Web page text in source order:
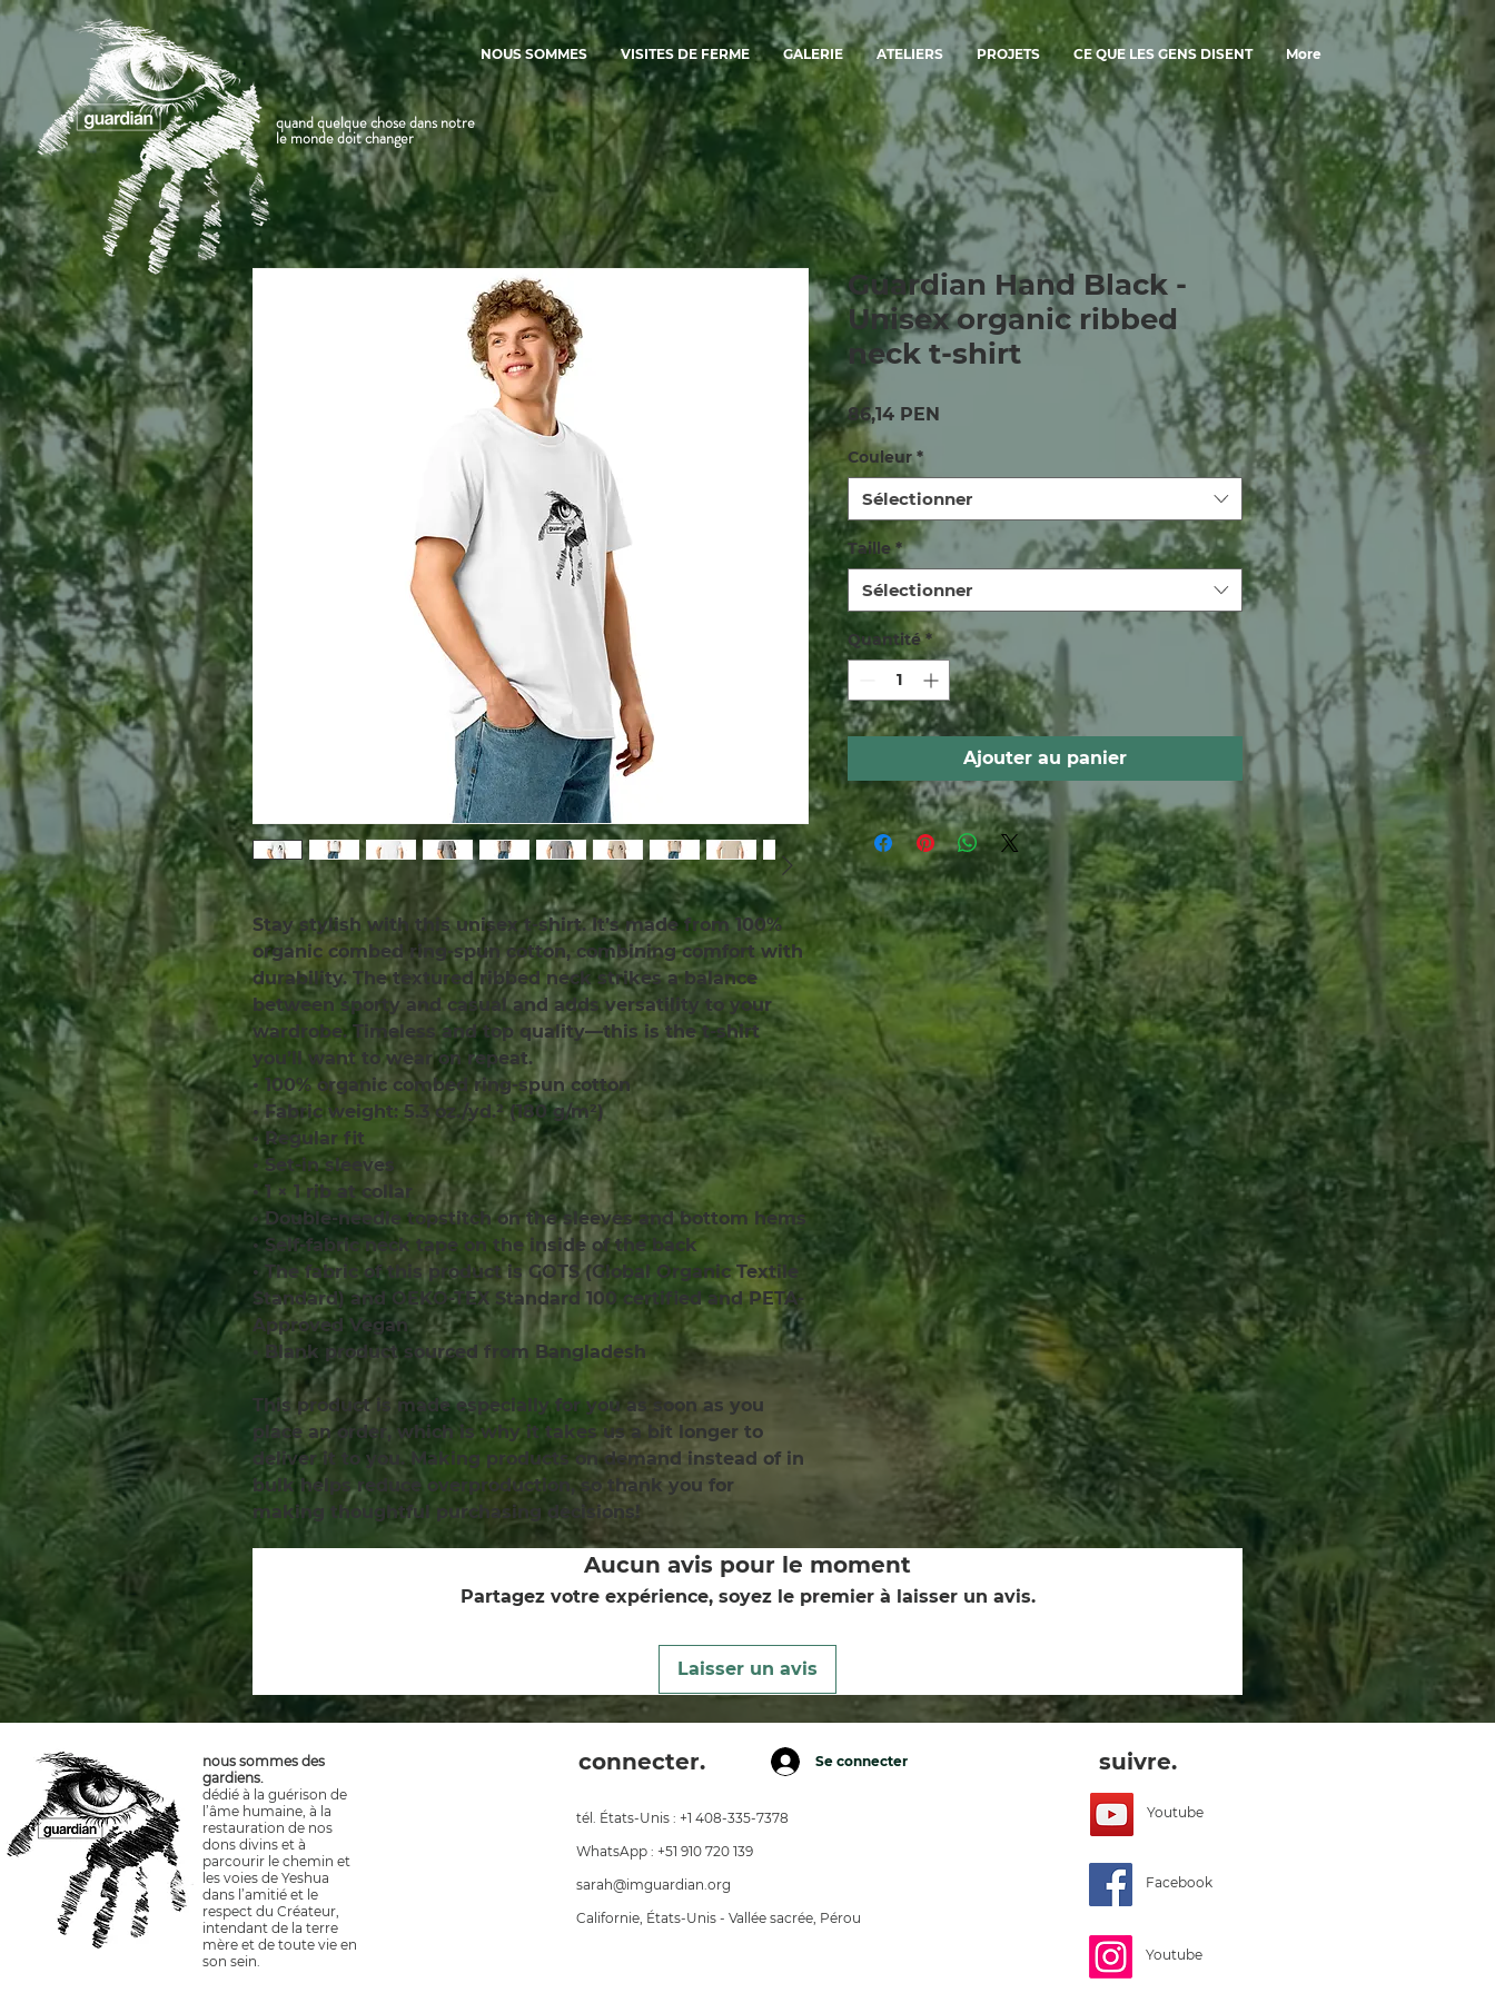
quand quelque chose dans notre
le monde doit changer
NOUS SOMMES VISITES DE FERME GALERIE ATELIERS PROJETS CE QUE LES GENS DISENT More
Stay stylish with this unisex t-shirt. It’s made from 100%
organic combed ring-spun cotton, combining comfort with
durability. The textured ribbed neck strikes a balance
between sporty and casual and adds versatility to your
wardrobe. Timeless and top quality—this is the t-shirt
you’ll want to wear on repeat.
• 100% organic combed ring-spun cotton
• Fabric weight: 5.3 oz./yd.² (180 g/m²)
• Regular fit
• Set-in sleeves
• 1 × 1 rib at collar
• Double-needle topstitch on the sleeves and bottom hems
• Self-fabric neck tape on the inside of the back
• The fabric of this product is GOTS (Global Organic Textile
Standard) and OEKO-TEX Standard 100 certified and PETA-
Approved Vegan
• Blank product sourced from Bangladesh
This product is made especially for you as soon as you
place an order, which is why it takes us a bit longer to
deliver it to you. Making products on demand instead of in
bulk helps reduce overproduction, so thank you for
making thoughtful purchasing decisions!
Guardian Hand Black -
Unisex organic ribbed
neck t-shirt
86,14 PEN
Couleur *
Sélectionner
Taille *
Sélectionner
Quantité *
Ajouter au panier
Aucun avis pour le moment
Partagez votre expérience, soyez le premier à laisser un avis.
Laisser un avis
nous sommes des
gardiens.
dédié à la guérison de
l’âme humaine, à la
restauration de nos
dons divins et à
parcourir le chemin et
les voies de Yeshua
dans l’amitié et le
respect du Créateur,
intendant de la terre
mère et de toute vie en
son sein.
connecter. Se connecter
tél. États-Unis : +1 408-335-7378
WhatsApp : +51 910 720 139
sarah@imguardian.org
Californie, États-Unis - Vallée sacrée, Pérou
suivre.
Youtube
Facebook
Youtube